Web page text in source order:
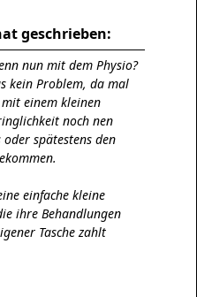
geschrieben:
nun mit dem Physio?
kein Problem, da mal
einem kleinen
noch nen
spätestens den
einfache kleine
ihre Behandlungen
Tasche zahlt